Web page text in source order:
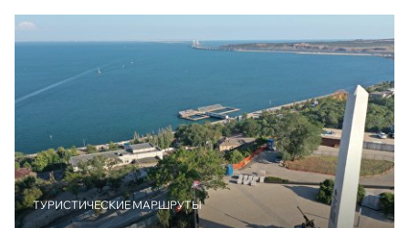
ТУРИСТИЧЕСКИЕ МАРШРУТЫ